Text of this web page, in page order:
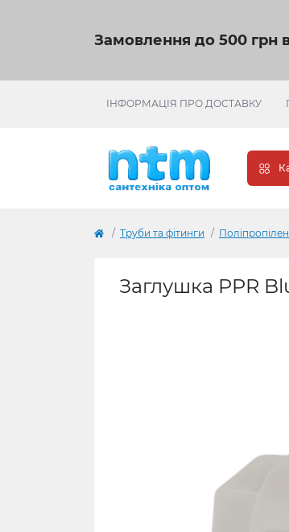
Замовлення до 500 грн
ІНФОРМАЦІЯ ПРО ДОСТАВКУ
Труби та фітинги
Заглушка PPR